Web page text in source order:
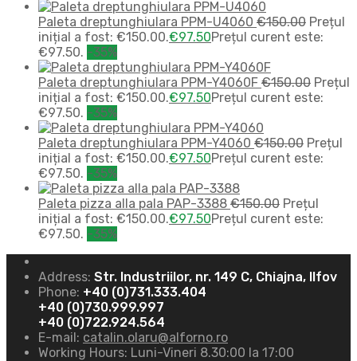
Paleta dreptunghiulara PPM-U4060 €150.00 Prețul
inițial a fost: €150.00.€97.50Prețul curent este:
€97.50. -35%
Paleta dreptunghiulara PPM-Y4060F €150.00 Prețul
inițial a fost: €150.00.€97.50Prețul curent este:
€97.50. -35%
Paleta dreptunghiulara PPM-Y4060 €150.00 Prețul
inițial a fost: €150.00.€97.50Prețul curent este:
€97.50. -35%
Paleta pizza alla pala PAP-3388 €150.00 Prețul
inițial a fost: €150.00.€97.50Prețul curent este:
€97.50. -35%
Address: Str. Industriilor, nr. 149 C, Chiajna, Ilfov
Phone: +40 (0)731.333.404
+40 (0)730.999.997
+40 (0)722.924.564
E-mail: catalin.olaru@alforno.ro
Working Hours: Luni-Vineri 8.30:00 la 17:00